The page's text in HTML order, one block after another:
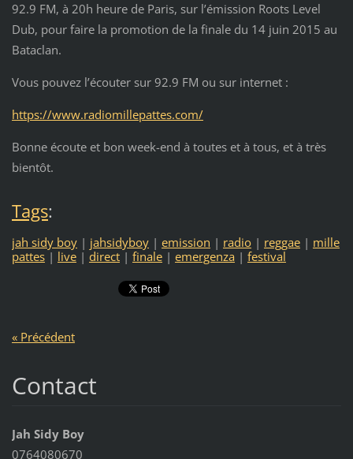
92.9 FM, à 20h heure de Paris, sur l’émission Roots Level
Dub, pour faire la promotion de la finale du 14 juin 2015 au
Bataclan.
Vous pouvez l’écouter sur 92.9 FM ou sur internet :
https://www.radiomillepattes.com/
Bonne écoute et bon week-end à toutes et à tous, et à très
bientôt.
Tags:
jah sidy boy | jahsidyboy | emission | radio | reggae | mille
pattes | live | direct | finale | emergenza | festival
« Précédent
Contact
Jah Sidy Boy
0764080670